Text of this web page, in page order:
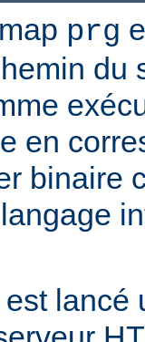
prg
du
en
binaire
lancé